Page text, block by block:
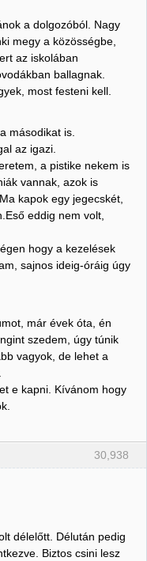
a dolgozóból. Nagy
megy a közösségbe,
az iskolában
ballagnak.
most festeni kell.
másodikat is.
az igazi.
a pistike nekem is
vannak, azok is
kapok egy jegecskét,
eddig nem volt,
hogy a kezelések
sajnos ideig-óráig úgy
már évek óta, én
szedem, úgy túnik
vagyok, de lehet a
e kapni. Kívánom hogy
30,938
délelőtt. Délután pedig
Biztos csini lesz